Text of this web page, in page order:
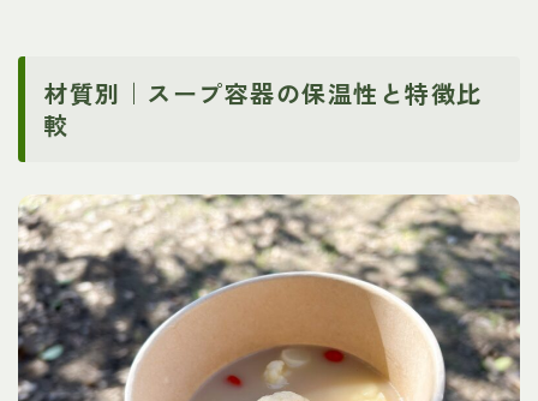
材質別｜スープ容器の保温性と特徴比
較